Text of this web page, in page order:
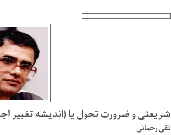
شریعتی و ضرورت تحول یا (اندیشه تغییر
تقی رحمانی